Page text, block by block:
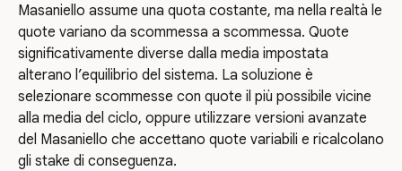
Masaniello assume una quota costante, ma nella realtà le
quote variano da scommessa a scommessa. Quote
significativamente diverse dalla media impostata
alterano l’equilibrio del sistema. La soluzione è
selezionare scommesse con quote il più possibile vicine
alla media del ciclo, oppure utilizzare versioni avanzate
del Masaniello che accettano quote variabili e ricalcolano
gli stake di conseguenza.